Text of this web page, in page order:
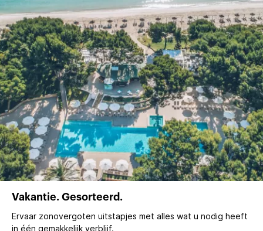
Vakantie. Gesorteerd.
Ervaar zonovergoten uitstapjes met alles wat u nodig heeft
in één gemakkelijk verblijf.